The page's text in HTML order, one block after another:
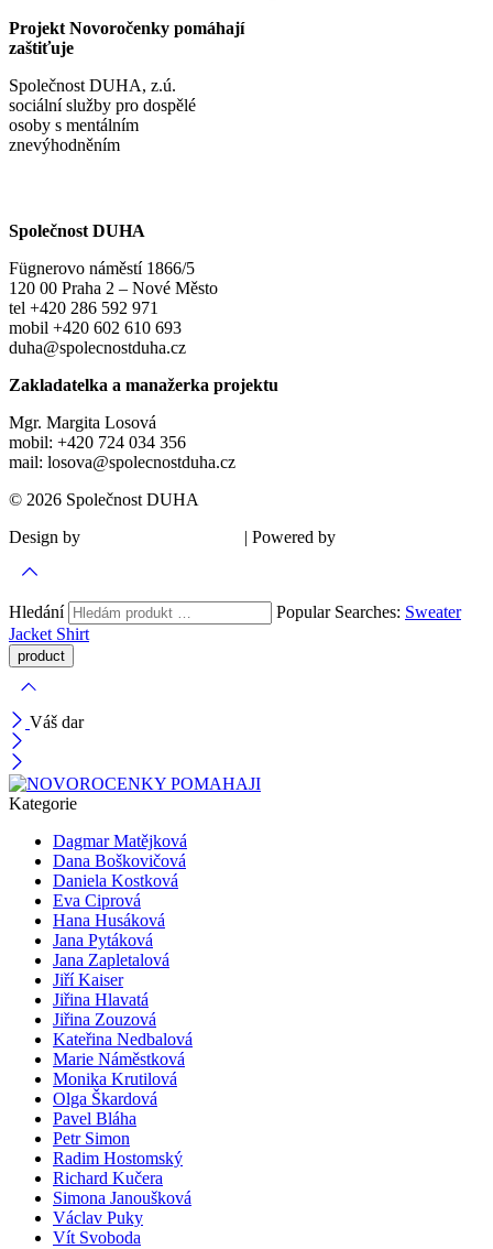
Projekt Novoročenky pomáhají
zaštiťuje
Společnost DUHA, z.ú.
sociální služby pro dospělé
osoby s mentálním
znevýhodněním
Společnost DUHA
Fügnerovo náměstí 1866/5
120 00 Praha 2 – Nové Město
tel +420 286 592 971
mobil +420 602 610 693
duha@spolecnostduha.cz
Zakladatelka a manažerka projektu
Mgr. Margita Losová
mobil: +420 724 034 356
mail: losova@spolecnostduha.cz
© 2026 Společnost DUHA
Design by
| Powered by
Hledání Popular Searches: Sweater
Jacket Shirt
Váš dar
Kategorie
Dagmar Matějková
Dana Boškovičová
Daniela Kostková
Eva Ciprová
Hana Husáková
Jana Pytáková
Jana Zapletalová
Jiří Kaiser
Jiřina Hlavatá
Jiřina Zouzová
Kateřina Nedbalová
Marie Náměstková
Monika Krutilová
Olga Škardová
Pavel Bláha
Petr Simon
Radim Hostomský
Richard Kučera
Simona Janoušková
Václav Puky
Vít Svoboda